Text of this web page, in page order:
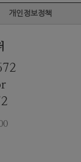
개인정보정책